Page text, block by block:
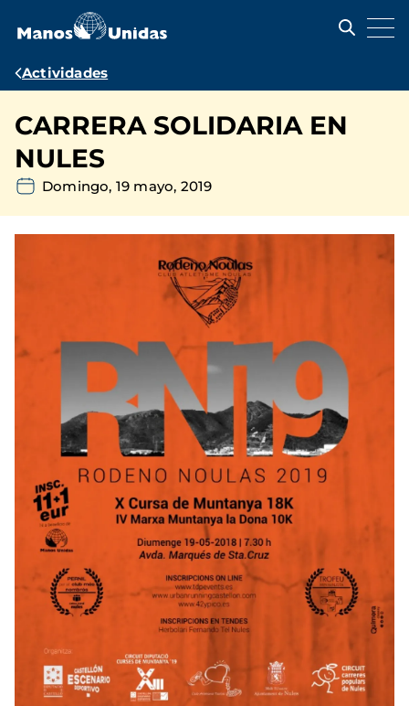
contenido
Ruta
navegación
Actividades
CARRERA SOLIDARIA EN
NULES
Domingo, 19 mayo, 2019